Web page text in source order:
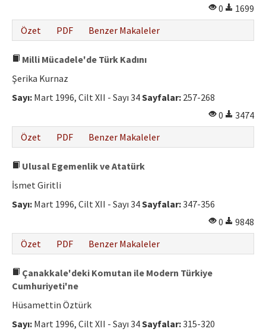
0
1699
Özet
PDF Benzer Makaleler
Milli Mücadele'de Türk Kadını
Şerika Kurnaz
Sayı: Mart 1996, Cilt XII - Sayı 34Sayfalar: 257-268
0
3474
Özet
PDF Benzer Makaleler
Ulusal Egemenlik ve Atatürk
İsmet Giritli
Sayı: Mart 1996, Cilt XII - Sayı 34Sayfalar:347-356
0
9848
Özet
PDF Benzer Makaleler
Çanakkale'deki Komutan ile Modern Türkiye
Cumhuriyeti'ne
Hüsamettin Öztürk
Sayı: Mart 1996, Cilt XII - Sayı 34Sayfalar:315-320